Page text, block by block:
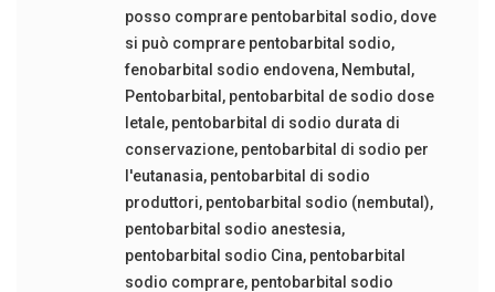
posso comprare pentobarbital sodio, dove
si può comprare pentobarbital sodio,
fenobarbital sodio endovena, Nembutal ,
Pentobarbital , pentobarbital de sodio dose
letale, pentobarbital di sodio durata di
conservazione, pentobarbital di sodio per
l'eutanasia, pentobarbital di sodio
produttori, pentobarbital sodio (nembutal),
pentobarbital sodio anestesia,
pentobarbital sodio Cina, pentobarbital
sodio comprare, pentobarbital sodio